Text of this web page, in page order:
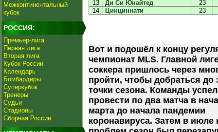
Межконтинентальный
кубок
РОССИЯ:
Премьер-лига
Первая лига
Вторая лига
Кубок России
Календарь
Бомбардиры
Суперкубок
Тренеры
Судьи
Стадионы
Сборная России
13
Ди Си Юнайтед
23
14
Цинциннати 23
Вот и подошёл к концу
чемпионат MLS. Главной
соккера пришлось через
пройти, чтобы добраться до
точки сезона. Команды
провести по два матча в
марта до начала пандемии
коронавируса. Затем в июле